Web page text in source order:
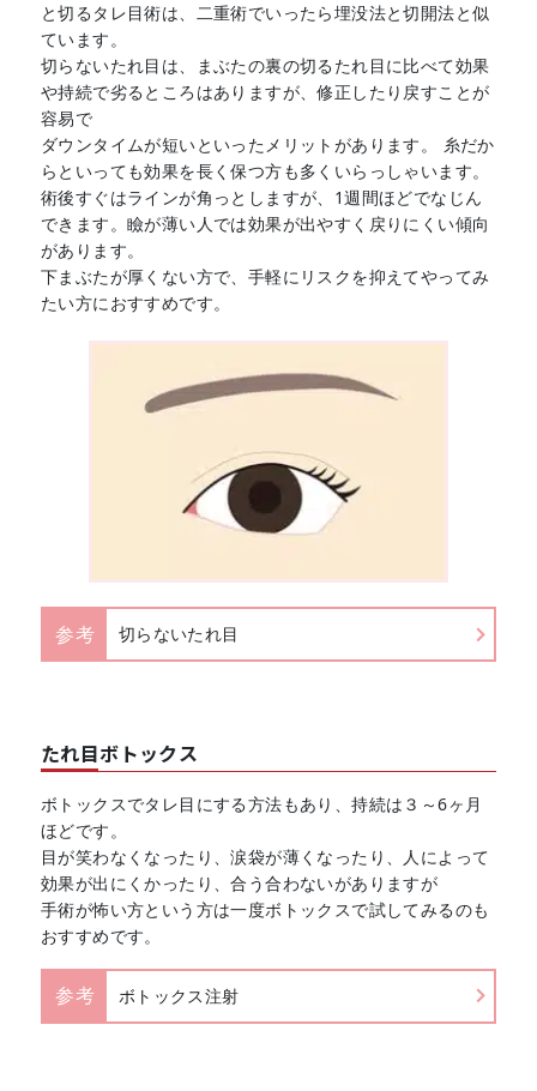
と切るタレ目術は、二重術でいったら埋没法と切開法と似
ています。
切らないたれ目は、まぶたの裏の切るたれ目に比べて効果
や持続で劣るところはありますが、修正したり戻すことが
容易で
ダウンタイムが短いといったメリットがあります。 糸だか
らといっても効果を長く保つ方も多くいらっしゃいます。
術後すぐはラインが角っとしますが、1週間ほどでなじん
できます。瞼が薄い人では効果が出やすく戻りにくい傾向
があります。
下まぶたが厚くない方で、手軽にリスクを抑えてやってみ
たい方におすすめです。
参考 切らないたれ目
たれ目ボトックス
ボトックスでタレ目にする方法もあり、持続は３～6ヶ月
ほどです。
目が笑わなくなったり、涙袋が薄くなったり、人によって
効果が出にくかったり、合う合わないがありますが
手術が怖い方という方は一度ボトックスで試してみるのも
おすすめです。
参考 ボトックス注射